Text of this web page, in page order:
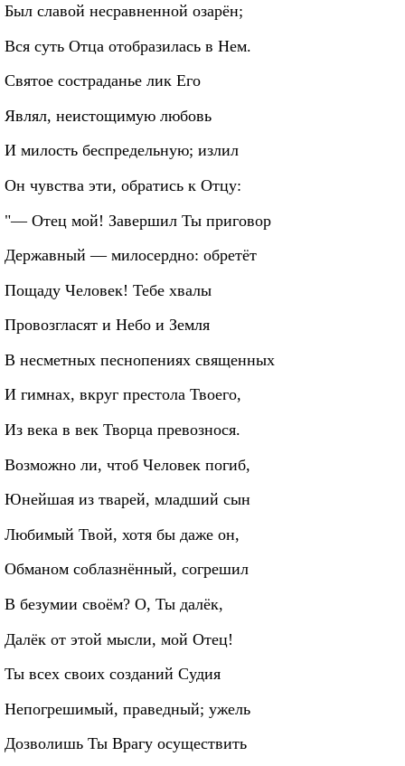
Был славой несравненной озарён;
Вся суть Отца отобразилась в Нем.
Святое состраданье лик Его
Являл, неистощимую любовь
И милость беспредельную; излил
Он чувства эти, обратись к Отцу:
"— Отец мой! Завершил Ты приговор
Державный — милосердно: обретёт
Пощаду Человек! Тебе хвалы
Провозгласят и Небо и Земля
В несметных песнопениях священных
И гимнах, вкруг престола Твоего,
Из века в век Творца превознося.
Возможно ли, чтоб Человек погиб,
Юнейшая из тварей, младший сын
Любимый Твой, хотя бы даже он,
Обманом соблазнённый, согрешил
В безумии своём? О, Ты далёк,
Далёк от этой мысли, мой Отец!
Ты всех своих созданий Судия
Непогрешимый, праведный; ужель
Дозволишь Ты Врагу осуществить